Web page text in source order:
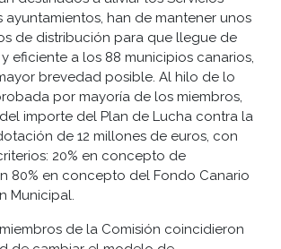
ayuntamientos, han de mantener unos
de distribución para que llegue de
eficiente a los 88 municipios canarios,
brevedad posible. Al hilo de lo
por mayoría de los miembros,
importe del Plan de Lucha contra la
de 12 millones de euros, con
20% en concepto de
80% en concepto del Fondo Canario
Municipal.
de la Comisión coincidieron